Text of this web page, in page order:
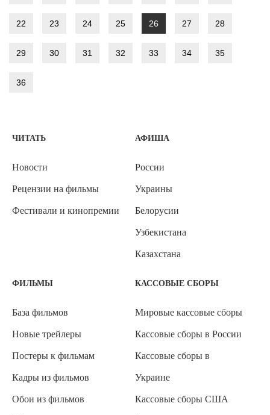
22 23 24 25 26 27 28
29 30 31 32 33 34 35
36
ЧИТАТЬ
Новости
Рецензии на фильмы
Фестивали и кинопремии
АФИША
России
Украины
Белорусии
Узбекистана
Казахстана
ФИЛЬМЫ
База фильмов
Новые трейлеры
Постеры к фильмам
Кадры из фильмов
Обои из фильмов
КАССОВЫЕ СБОРЫ
Мировые кассовые сборы
Кассовые сборы в России
Кассовые сборы в
Украине
Кассовые сборы США